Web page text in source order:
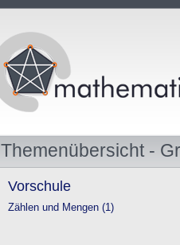
Themenübersicht -
Vorschule
Zählen und Mengen (1)